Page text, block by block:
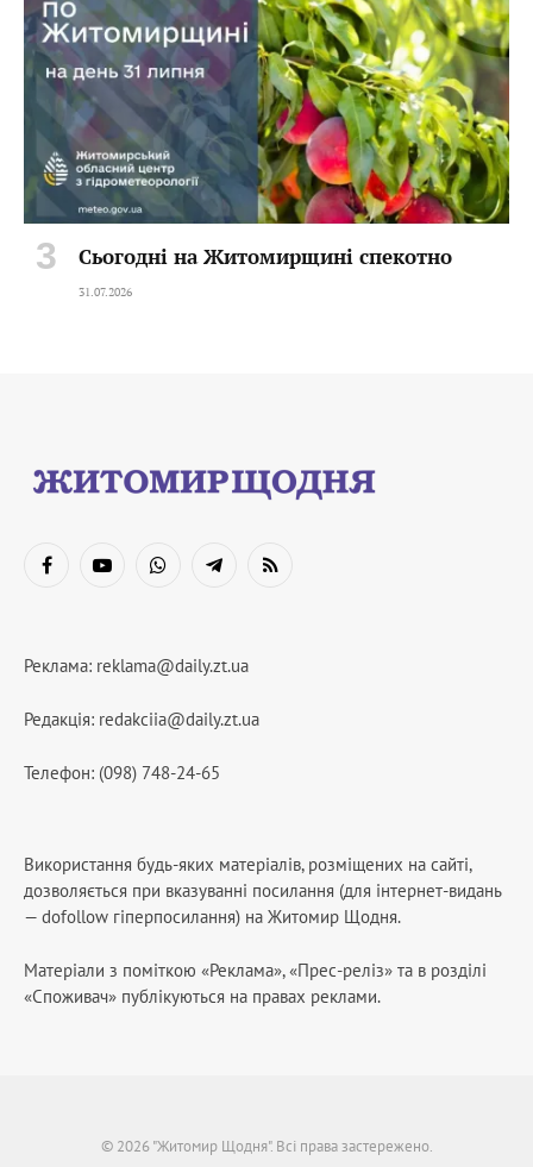
Сьогодні на Житомирщині спекотно
31.07.2026
FacebookYouTubeWhatsAppTelegramRSS
Реклама: reklama@daily.zt.ua
Редакція: redakciia@daily.zt.ua
Телефон: (098) 748-24-65
Використання будь-яких матеріалів, розміщених на сайті,
дозволяється при вказуванні посилання (для інтернет-видань
— dofollow гіперпосилання) на Житомир Щодня.
Матеріали з поміткою «Реклама», «Прес-реліз» та в розділі
«Споживач» публікуються на правах реклами.
© 2026 "Житомир Щодня". Всі права застережено.